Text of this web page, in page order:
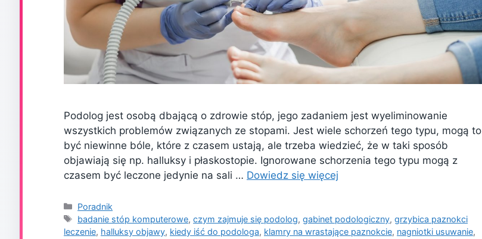
Podolog jest osobą dbającą o zdrowie stóp, jego zadaniem jest wyeliminowanie
wszystkich problemów związanych ze stopami. Jest wiele schorzeń tego typu, mogą to
być niewinne bóle, które z czasem ustają, ale trzeba wiedzieć, że w taki sposób
objawiają się np. halluksy i płaskostopie. Ignorowane schorzenia tego typu mogą z
czasem być leczone jedynie na sali … Dowiedz się więcej
Kategorie
Poradnik
Tagi
badanie stóp komputerowe,czym zajmuje się podolog,gabinet podologiczny,grzybica paznokci
leczenie, halluksy objawy, kiedy iść do podologa, klamry na wrastające paznokcie, nagniotki usuwanie,